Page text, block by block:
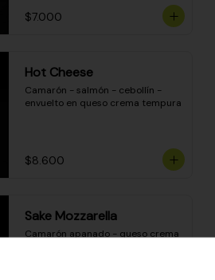
$7.000
Hot Cheese
Camarón - salmón - cebollín -
envuelto en queso crema tempura
$8.600
Sake Mozzarella
Camarón apanado - queso crema